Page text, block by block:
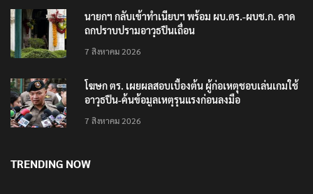
นายกฯ กลับเข้าทำเนียบฯ พร้อม ผบ.ตร.-ผบช.ก. คาด
ถกปราบปรามอาวุธปืนเถื่อน
7 สิงหาคม 2026
โฆษก ตร. เผยผลสอบเบื้องต้น ผู้ก่อเหตุชอบเล่นเกมใช้
อาวุธปืน-ค้นข้อมูลเหตุรุนแรงก่อนลงมือ
7 สิงหาคม 2026
TRENDING NOW